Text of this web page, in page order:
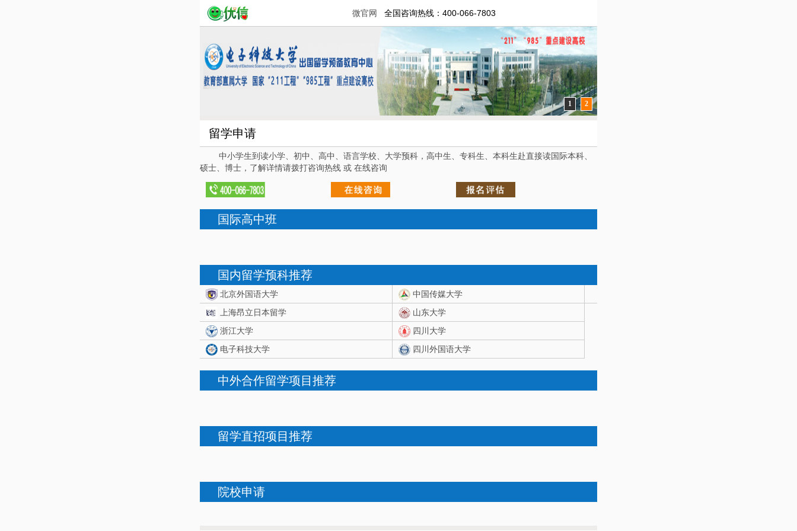
微官网 全国咨询热线：400-066-7803
1 2
留学申请
中小学生到读小学、初中、高中、语言学校、大学预科，高中生、专科生、本科生赴直接读国际本科、
硕士、博士，了解详情请拨打咨询热线 或 在线咨询
国际高中班
国内留学预科推荐
北京外国语大学
中国传媒大学
上海昂立日本留学
山东大学
浙江大学
四川大学
电子科技大学
四川外国语大学
中外合作留学项目推荐
留学直招项目推荐
院校申请